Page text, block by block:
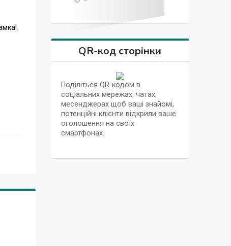
QR-код сторінки
Поділіться QR-кодом в
соціальних мережах, чатах,
месенджерах щоб ваші знайомі,
потенційні клієнти відкрили ваше
оголошення на своїх
смартфонах.